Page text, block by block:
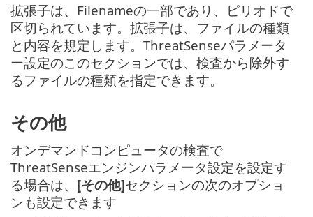
拡張子は、Filenameの一部であり、ピリオドで
区切られています。拡張子は、ファイルの種類
と内容を規定します。ThreatSenseパラメータ
ー設定のこのセクションでは、検査から除外す
るファイルの種類を指定できます。
その他
オンデマンドコンピュータの検査で
ThreatSenseエンジンパラメータ設定を設定す
る場合は、 [その他]セクションの次のオプショ
ンも設定できます